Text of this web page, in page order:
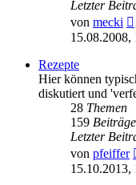
Letzter
von mecki
15.08.2008,
Rezepte
Hier können
diskutiert und
28 Themen
159 Beiträge
Letzter
von pfeiffer
15.10.2013,